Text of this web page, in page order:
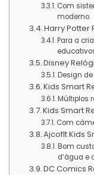
Com
moderno
Harry Potter
Para a
Disney
Design
Kids Smart
Múltiplos
Kids Smart
Com
Ajcoflt Kids
Bom
d’água e
DC Comics